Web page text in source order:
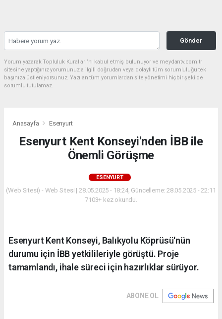
Gönder
Yorum yazarak Topluluk Kuralları’nı kabul etmiş bulunuyor ve meydantv.com.tr
sitesine yaptığınız yorumunuzla ilgili doğrudan veya dolaylı tüm sorumluluğu tek
başınıza üstleniyorsunuz. Yazılan tüm yorumlardan site yönetimi hiçbir şekilde
sorumlu tutulamaz.
Anasayfa Esenyurt
Esenyurt Kent Konseyi'nden İBB ile
Önemli Görüşme
ESENYURT
(Web Sitesi) - Web Sitesi | 28.05.2025 - 18:24, Güncelleme: 28.05.2025 - 22:11
7103+ kez okundu.
Esenyurt Kent Konseyi, Balıkyolu Köprüsü'nün
durumu için İBB yetkilileriyle görüştü. Proje
tamamlandı, ihale süreci için hazırlıklar sürüyor.
ABONE OL